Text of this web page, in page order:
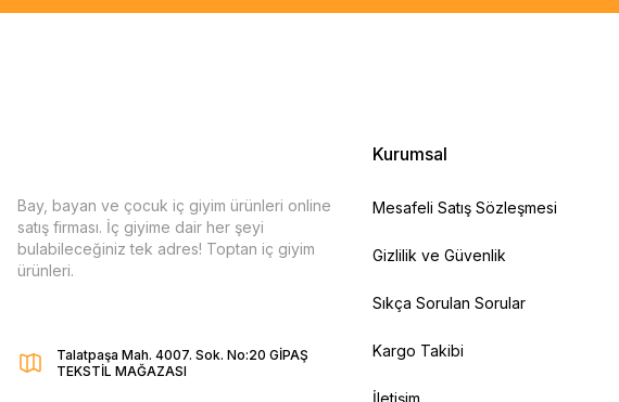
Bay, bayan ve çocuk iç giyim ürünleri online
satış firması. İç giyime dair her şeyi
bulabileceğiniz tek adres! Toptan iç giyim
ürünleri.
Talatpaşa Mah. 4007. Sok. No:20 GİPAŞ
TEKSTİL MAĞAZASI
Kurumsal
Mesafeli Satış Sözleşmesi
Gizlilik ve Güvenlik
Sıkça Sorulan Sorular
Kargo Takibi
İletişim